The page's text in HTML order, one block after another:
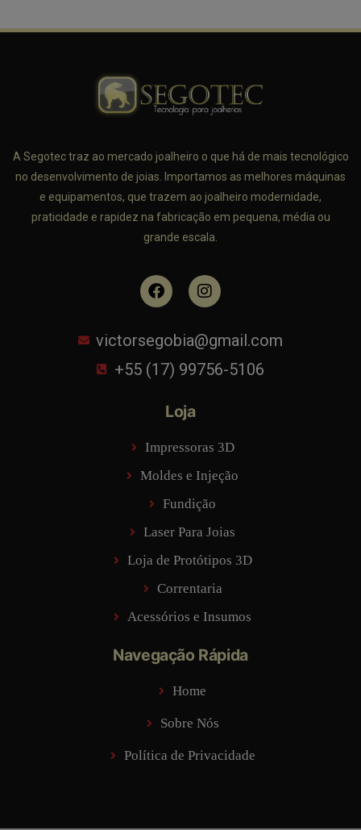
A Segotec traz ao mercado joalheiro o que há de mais tecnológico
no desenvolvimento de joias. Importamos as melhores máquinas
e equipamentos, que trazem ao joalheiro modernidade,
praticidade e rapidez na fabricação em pequena, média ou
grande escala.
victorsegobia@gmail.com
+55 (17) 99756-5106
Loja
Impressoras 3D
Moldes e Injeção
Fundição
Laser Para Joias
Loja de Protótipos 3D
Correntaria
Acessórios e Insumos
Navegação Rápida
Home
Sobre Nós
Política de Privacidade